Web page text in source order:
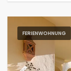
FERIENWOHNUNG